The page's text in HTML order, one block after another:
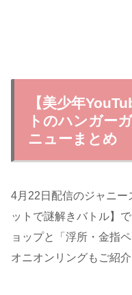
【美少年
トのハンガー
ニューまとめ
4月22日配信のジャニー
ットで謎解きバトル】
ョップと「浮所・金指
オニオンリングもご紹介